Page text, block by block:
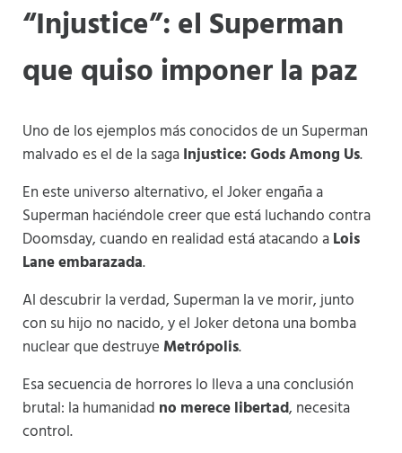
“Injustice”: el Superman
que quiso imponer la paz
Uno de los ejemplos más conocidos de un Superman
malvado es el de la sagaInjustice: Gods Among Us.
En este universo alternativo, el Joker engaña a
Superman haciéndole creer que está luchando contra
Doomsday, cuando en realidad está atacando aLois
Lane embarazada.
Al descubrir la verdad, Superman la ve morir, junto
con su hijo no nacido, y el Joker detona una bomba
nuclear que destruye Metrópolis.
Esa secuencia de horrores lo lleva a una conclusión
brutal: la humanidad no merece libertad, necesita
control.